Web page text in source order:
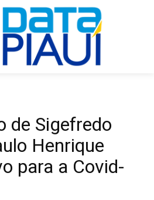
de Sigefredo
Henrique
para a Covid-